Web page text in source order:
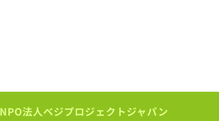
NPO法人ベジプロジェクトジャパン